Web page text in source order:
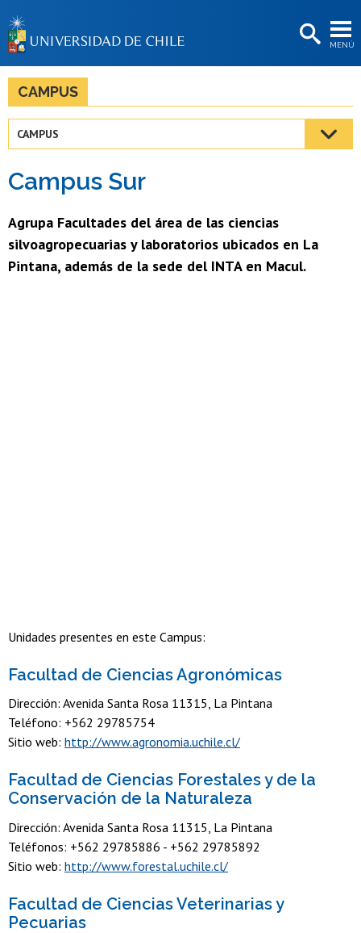
MENÚ
BIBLIOTECAS
Estudiantes
Académicas/os
Funcionarias/os
Egresadas/os
CAMPUS
CAMPUS
Campus Sur
Agrupa Facultades del área de las ciencias
silvoagropecuarias y laboratorios ubicados en La
Pintana, además de la sede del INTA en Macul.
Unidades presentes en este Campus:
Facultad de Ciencias Agronómicas
Dirección: Avenida Santa Rosa 11315, La Pintana
Teléfono: +562 29785754
Sitio web: http://www.agronomia.uchile.cl/
Facultad de Ciencias Forestales y de la
Conservación de la Naturaleza
Dirección: Avenida Santa Rosa 11315, La Pintana
Teléfonos: +562 29785886 - +562 29785892
Sitio web: http://www.forestal.uchile.cl/
Facultad de Ciencias Veterinarias y
Pecuarias